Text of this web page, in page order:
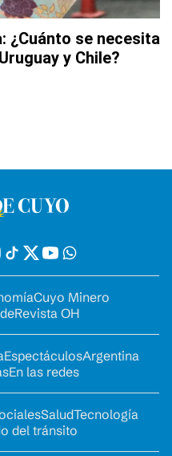
¿Cuánto se necesita
y Chile?
Cuyo Minero
Revista OH
EspectáculosArgentina
En las redes
SaludTecnología
del tránsito